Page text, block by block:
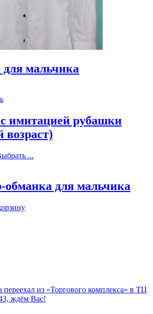
мальчика
имитацией рубашки
возраст)
...
для мальчика
из «Торгового комплекса» в ТЦ
ждём Вас!